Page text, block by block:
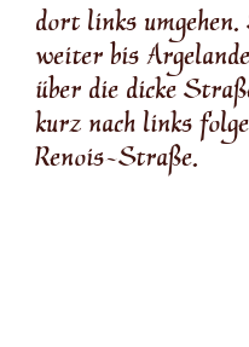
dort links
weiter bis
über die dicke
kurz nach links
Renois-Straße.